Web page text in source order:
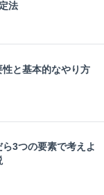
法
と基本的なやり方
3つの要素で考えよ